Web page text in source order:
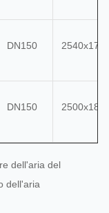
DN150
DN150
dell'aria del
dell'aria